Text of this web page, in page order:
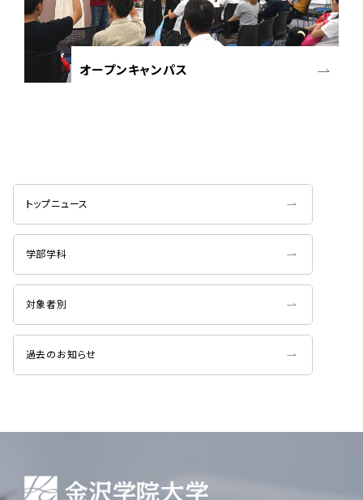
オープンキャンパス
トップニュース
学部学科
対象者別
過去のお知らせ